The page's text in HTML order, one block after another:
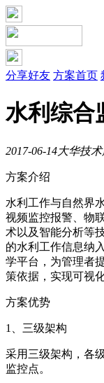
分享好友 方案首页
水利综合
2017-06-14大华技
方案介绍
水利工作与自然界
视频监控报警、物
术以及智能分析等
的水利工作信息纳
学平台，为管理者
策依据，实现可视
方案优势
1、三级架构
采用三级架构，各
监控点。